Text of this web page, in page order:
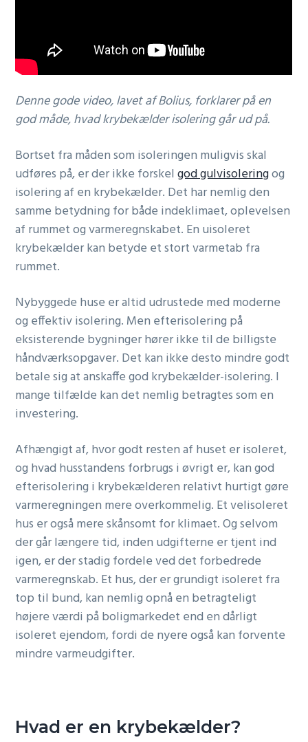
Denne gode video, lavet af Bolius, forklarer på en
god måde, hvad krybekælder isolering går ud på.
Bortset fra måden som isoleringen muligvis skal
udføres på, er der ikke forskelgod gulvisoleringog
isolering af en krybekælder. Det har nemlig den
samme betydning for både indeklimaet, oplevelsen
af rummet og varmeregnskabet. En uisoleret
krybekælder kan betyde et stort varmetab fra
rummet.
Nybyggede huse er altid udrustede med moderne
og effektiv isolering. Men efterisolering på
eksisterende bygninger hører ikke til de billigste
håndværksopgaver. Det kan ikke desto mindre godt
betale sig at anskaffe god krybekælder-isolering. I
mange tilfælde kan det nemlig betragtes som en
investering.
Afhængigt af, hvor godt resten af huset er isoleret,
og hvad husstandens forbrugs i øvrigt er, kan god
efterisolering i krybekælderen relativt hurtigt gøre
varmeregningen mere overkommelig. Et velisoleret
hus er også mere skånsomt for klimaet. Og selvom
der går længere tid, inden udgifterne er tjent ind
igen, er der stadig fordele ved det forbedrede
varmeregnskab. Et hus, der er grundigt isoleret fra
top til bund, kan nemlig opnå en betragteligt
højere værdi på boligmarkedet end en dårligt
isoleret ejendom, fordi de nyere også kan forvente
mindre varmeudgifter.
Hvad er en krybekælder?